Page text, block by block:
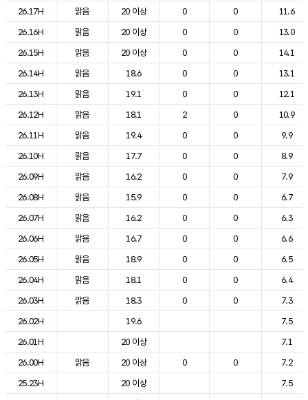
26.17H
맑음 20 이상 0 0
11.6
26.16H
맑음 20 이상 0 0
13.0
26.15H
맑음 20 이상 0 0
14.1
26.14H
맑음 18.6 0 0
13.1
26.13H
맑음 19.1 0 0
12.1
26.12H
맑음 18.1 2 0
10.9
26.11H
맑음 19.4 0 0
9.9
26.10H
맑음 17.7 0 0
8.9
26.09H
맑음 16.2 0 0
7.9
26.08H
맑음 15.9 0 0
6.7
26.07H
맑음 16.2 0 0
6.3
26.06H
맑음 16.7 0 0
6.6
26.05H
맑음 18.9 0 0
6.5
26.04H
맑음 18.1 0 0
6.4
26.03H
맑음 18.3 0 0
7.3
26.02H
19.6
7.5
26.01H
20 이상
7.1
26.00H
맑음 20 이상 0 0
7.2
25.23H
20 이상
7.5